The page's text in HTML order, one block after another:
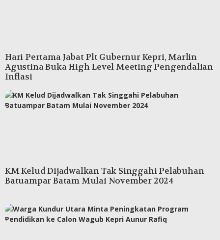
Hari Pertama Jabat Plt Gubernur Kepri, Marlin
Agustina Buka High Level Meeting Pengendalian
Inflasi
KM Kelud Dijadwalkan Tak Singgahi Pelabuhan
Batuampar Batam Mulai November 2024